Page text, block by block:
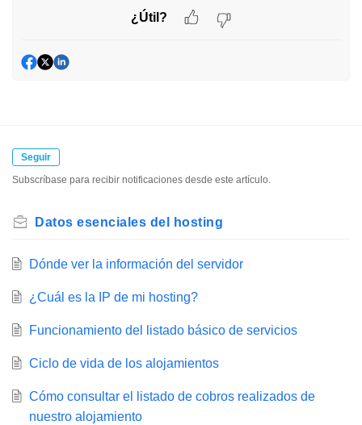
¿Útil?
Seguir
Subscríbase para recibir notificaciones desde este artículo.
Datos esenciales del hosting
Dónde ver la información del servidor
¿Cuál es la IP de mi hosting?
Funcionamiento del listado básico de servicios
Ciclo de vida de los alojamientos
Cómo consultar el listado de cobros realizados de
nuestro alojamiento